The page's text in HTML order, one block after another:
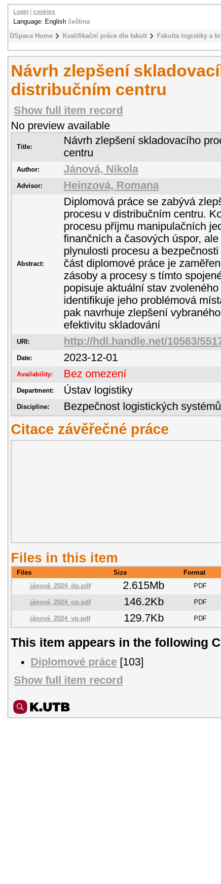
DSpace Home Kvalifikační práce dle fakult Fakulta logistiky a
Login cookies
Language: English čeština
Návrh zlepšení
distribučním centru
Show full item record
No preview available
Title:
Návrh zlepšení skladovacího
centru
Author: Jánová, Nikola
Advisor: Heinzová, Romana
Abstract:
Diplomová práce se zabývá
procesu v distribučním centru.
procesu příjmu manipulačních
finančních a časových úspor,
plynulosti procesu a
část diplomové práce je
zásoby a procesy s tímto
popisuje aktuální stav
identifikuje jeho problémová
pak navrhuje zlepšení
efektivitu skladování
URI: http://hdl.handle.net/10563/
Date: 2023-12-01
Availability: Bez omezení
Department: Ústav logistiky
Discipline: Bezpečnost logistických systémů
Citace závěřečné práce
Files in this item
Files Size
Format
jánová_2024_dp.pdf
2.615Mb PDF
jánová_2024_op.pdf 146.2Kb PDF
jánová_2024_vp.pdf 129.7Kb PDF
This item appears in the following
Diplomové práce [103]
Show full item record